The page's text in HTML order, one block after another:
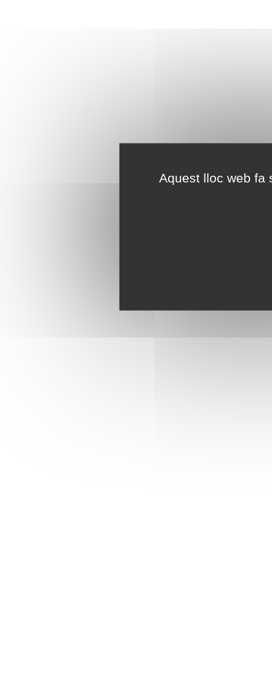
Aquest lloc web fa